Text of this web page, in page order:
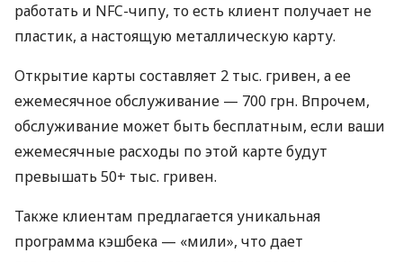
работать и NFC-чипу, то есть клиент получает не
пластик, а настоящую металлическую карту.
Открытие карты составляет 2 тыс. гривен, а ее
ежемесячное обслуживание — 700 грн. Впрочем,
обслуживание может быть бесплатным, если ваши
ежемесячные расходы по этой карте будут
превышать 50+ тыс. гривен.
Также клиентам предлагается уникальная
программа кэшбека — «мили», что дает